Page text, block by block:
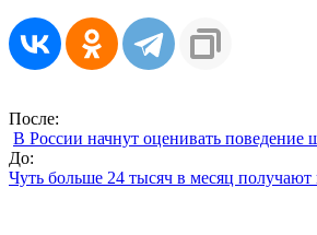
После:
В России начнут оценивать поведение
До:
Чуть больше 24 тысяч в месяц